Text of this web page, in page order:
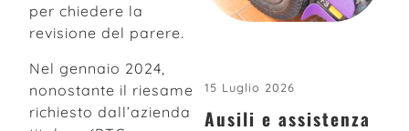
per chiedere la
revisione del parere.
Nel gennaio 2024,
nonostante il riesame
richiesto dall’azienda
15 Luglio 2026
Ausili e assistenza